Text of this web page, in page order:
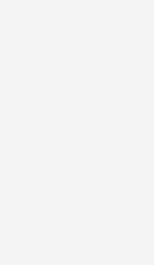
Leitungsprüfungen müssen
werden. Nur eine exakte
vielleicht einmal erforderlichen
eine Leitung geprüft und
Interview mit Franz
Meitingen-Herbertshofen.
dem vom Zentralverband
Programm „Wir
mit der sich der